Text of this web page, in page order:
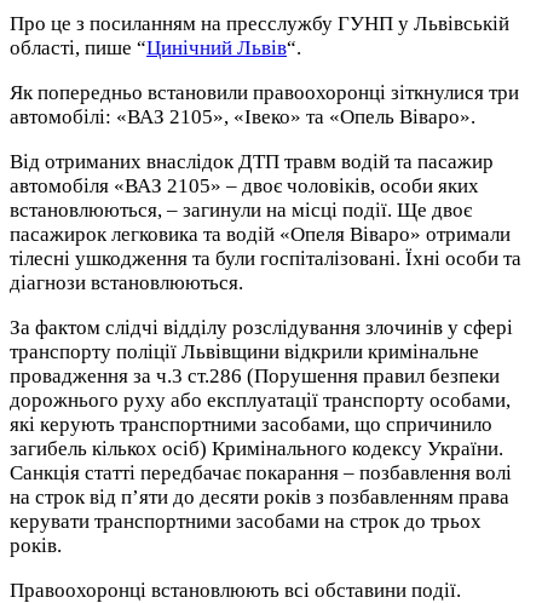
Про це з посиланням на пресслужбу ГУНП у Львівській
області, пише “Цинічний Львів“.
Як попередньо встановили правоохоронці зіткнулися три
автомобілі: «ВАЗ 2105», «Івеко» та «Опель Віваро».
Від отриманих внаслідок ДТП травм водій та пасажир
автомобіля «ВАЗ 2105» – двоє чоловіків, особи яких
встановлюються, – загинули на місці події. Ще двоє
пасажирок легковика та водій «Опеля Віваро» отримали
тілесні ушкодження та були госпіталізовані. Їхні особи та
діагнози встановлюються.
За фактом слідчі відділу розслідування злочинів у сфері
транспорту поліції Львівщини відкрили кримінальне
провадження за ч.3 ст.286 (Порушення правил безпеки
дорожнього руху або експлуатації транспорту особами,
які керують транспортними засобами, що спричинило
загибель кількох осіб) Кримінального кодексу України.
Санкція статті передбачає покарання – позбавлення волі
на строк від п’яти до десяти років з позбавленням права
керувати транспортними засобами на строк до трьох
років.
Правоохоронці встановлюють всі обставини події.